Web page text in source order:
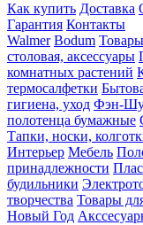
Как купить Доставка
Гарантия Контакты
Walmer Bodum
столовая, аксессуары
комнатных растений
термосалфетки
гигиена, уход Фэн-
полотенца бумажные
Тапки, носки,
Интерьер Мебель
принадлежности
будильники
творчества Товары
Новый Год